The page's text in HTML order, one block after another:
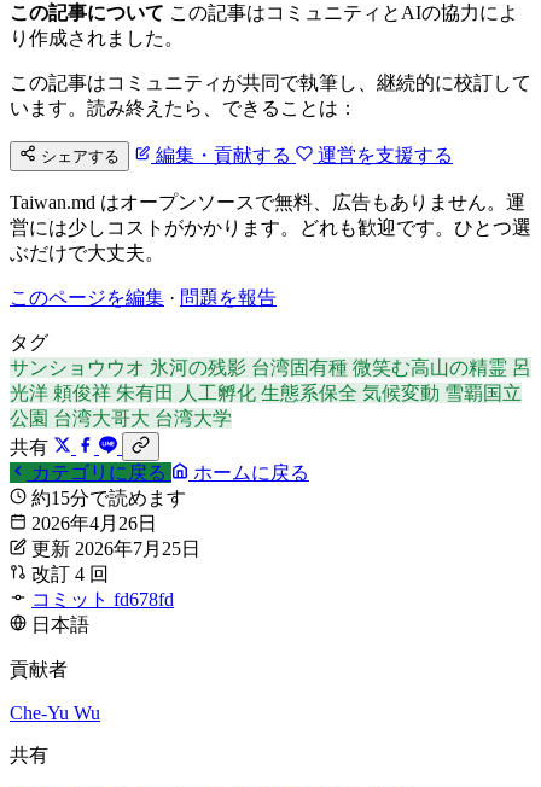
この記事について この記事はコミュニティとAIの協力によ
り作成されました。
この記事はコミュニティが共同で執筆し、継続的に校訂して
います。読み終えたら、できることは：
シェアする 編集・貢献する 運営を支援する
Taiwan.md はオープンソースで無料、広告もありません。運
営には少しコストがかかります。どれも歓迎です。ひとつ選
ぶだけで大丈夫。
このページを編集 · 問題を報告
タグ
サンショウウオ 氷河の残影 台湾固有種 微笑む高山の精霊 呂
光洋 頼俊祥 朱有田 人工孵化 生態系保全 気候変動 雪覇国立
公園 台湾大哥大 台湾大学
共有
カテゴリに戻る
ホームに戻る
約15分で読めます
2026年4月26日
更新 2026年7月25日
改訂 4 回
コミット fd678fd
日本語
貢献者
Che-Yu Wu
共有